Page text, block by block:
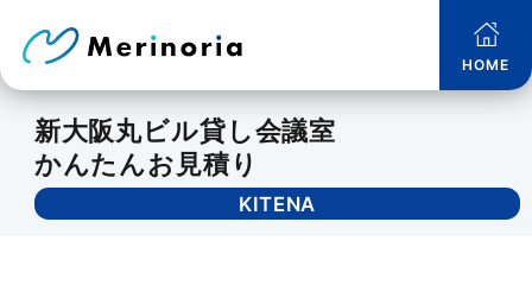
HOME
新大阪丸ビル貸し会議室
かんたんお見積り
KITENA